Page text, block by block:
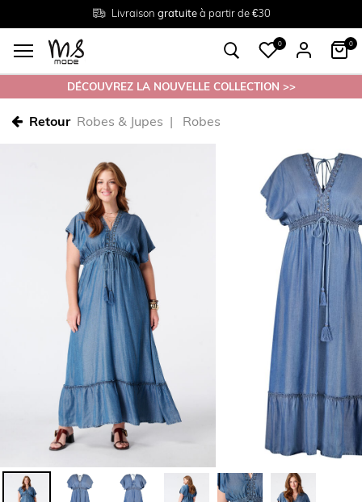
Livraison gratuiteà partir de €30
Tailles du38 au 54
Retourgratuit en magasin
0 0
DÉCOUVREZ LA NOUVELLE COLLECTION >>
Retour Robes & Jupes Robes